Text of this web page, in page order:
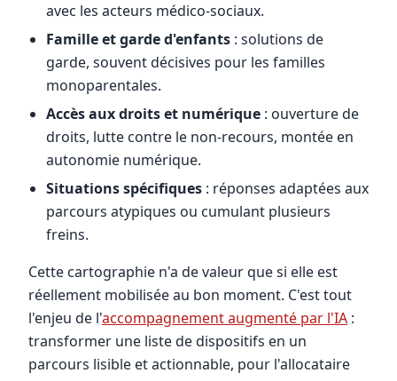
avec les acteurs médico-sociaux.
Famille et garde d'enfants : solutions de
garde, souvent décisives pour les familles
monoparentales.
Accès aux droits et numérique : ouverture de
droits, lutte contre le non-recours, montée en
autonomie numérique.
Situations spécifiques : réponses adaptées aux
parcours atypiques ou cumulant plusieurs
freins.
Cette cartographie n'a de valeur que si elle est
réellement mobilisée au bon moment. C'est tout
l'enjeu de l'accompagnement augmenté par l'IA :
transformer une liste de dispositifs en un
parcours lisible et actionnable, pour l'allocataire